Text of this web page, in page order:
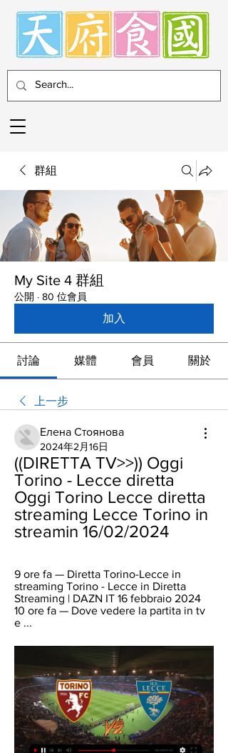
群組
My Site 4 群組
公開 · 80 位會員
加入
討論 媒體 會員 關於
上一步
Елена Стоянова
2024年2月16日
((DIRETTA TV>>)) Oggi
Torino - Lecce diretta
Oggi Torino Lecce diretta
streaming Lecce Torino in
streamin 16/02/2024
9 ore fa — Diretta Torino-Lecce in
streaming Torino - Lecce in Diretta
Streaming | DAZN IT 16 febbraio 2024
10 ore fa — Dove vedere la partita in tv
e ...